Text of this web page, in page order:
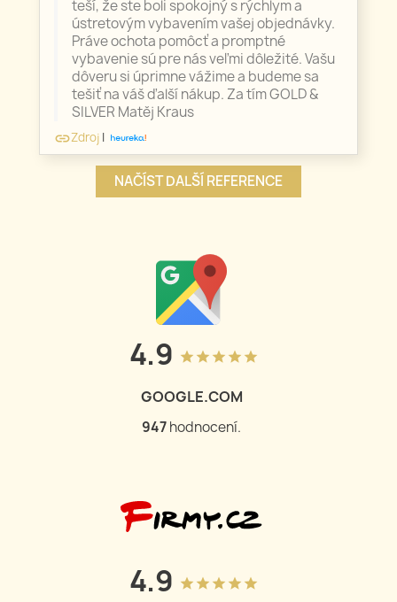
teší, že ste boli spokojný s rýchlym a
ústretovým vybavením vašej objednávky.
Práve ochota pomôcť a promptné
vybavenie sú pre nás veľmi dôležité. Vašu
dôveru si úprimne vážime a budeme sa
tešiť na váš ďalší nákup. Za tím GOLD &
SILVER Matěj Kraus
linkZdroj |
NAČÍST DALŠÍ REFERENCE
4.9 grade grade grade grade grade
GOOGLE.COM
948hodnocení.
4.9 grade grade grade grade grade